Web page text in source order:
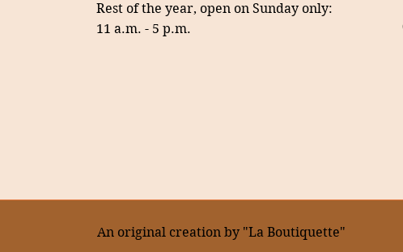
Rest of the year, open on Sunday only:
11 a.m. - 5 p.m.
An original creation by "La Boutiquette"